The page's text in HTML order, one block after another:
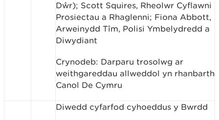
Dŵr); Scott Squires, Rheolwr Cyflawni
Prosiectau a Rhaglenni; Fiona Abbott,
Arweinydd Tîm, Polisi Ymbelydredd a
Diwydiant
Crynodeb: Darparu trosolwg ar
weithgareddau allweddol yn rhanbarth
Canol De Cymru
Diwedd cyfarfod cyhoeddus y Bwrdd